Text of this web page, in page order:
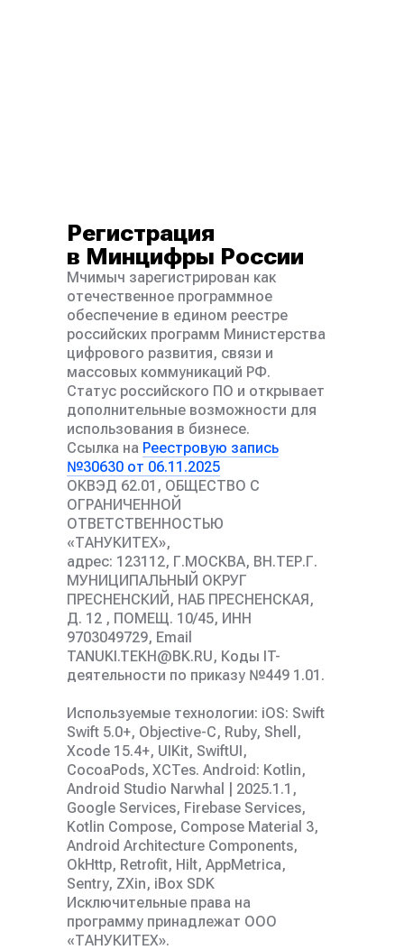
Регистрация
в Минцифры России
Мчимыч зарегистрирован как
отечественное программное
обеспечение в едином реестре
российских программ Министерства
цифрового развития, связи и
массовых коммуникаций РФ.
Статус российского ПО и открывает
дополнительные возможности для
использования в бизнесе.
Ссылка на Реестровую запись
№30630 от 06.11.2025
ОКВЭД 62.01, ОБЩЕСТВО С
ОГРАНИЧЕННОЙ
ОТВЕТСТВЕННОСТЬЮ
«ТАНУКИТЕХ»,
адрес: 123112, Г.МОСКВА, ВН.ТЕР.Г.
МУНИЦИПАЛЬНЫЙ ОКРУГ
ПРЕСНЕНСКИЙ, НАБ ПРЕСНЕНСКАЯ,
Д. 12 , ПОМЕЩ. 10/45, ИНН
9703049729, Email
TANUKI.TEKH@BK.RU, Коды IT-
деятельности по приказу №449 1.01.
Используемые технологии: iOS: Swift
Swift 5.0+, Objective-C, Ruby, Shell,
Xcode 15.4+, UIKit, SwiftUI,
CocoaPods, XCTes. Android: Kotlin,
Android Studio Narwhal | 2025.1.1,
Google Services, Firebase Services,
Kotlin Compose, Compose Material 3,
Android Architecture Components,
OkHttp, Retrofit, Hilt, AppMetrica,
Sentry, ZXin, iBox SDK
Исключительные права на
программу принадлежат ООО
«ТАНУКИТЕХ».